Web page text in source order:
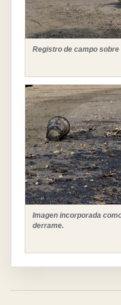
Registro de campo
Imagen incorporada
derrame.